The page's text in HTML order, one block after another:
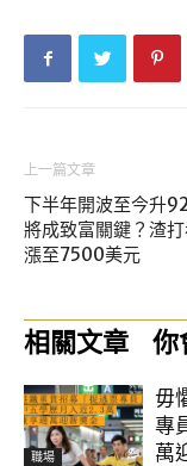
上一篇文章
下半年開波至今升
將成致富關鍵？渣
漲至7500美元
相關文章 你
職場
毋
專
萬